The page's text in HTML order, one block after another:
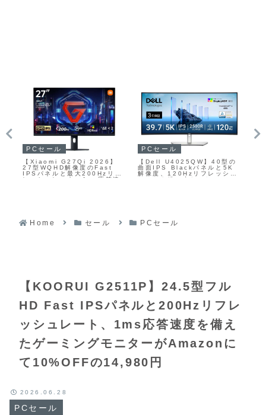
ガジェット
km5【Instant Disc Audio
Cp1 DEATH STRANDING
2 Model】KOJIMA
PRODUCTIONSとの公式コ
ガジェットセール
【HyperX Cloud MIX
Buds 2】2.4GHzドングル
による約20msの超低遅延ワイ
ヤレス接続と、Bluetooth
Home セール PCセール
【KOORUI G2511P】24.5型フル
HD Fast IPSパネルと200Hzリフレ
ッシュレート、1ms応答速度を備え
たゲーミングモニターがAmazonに
て10%OFFの14,980円
PCセール
2026.06.28